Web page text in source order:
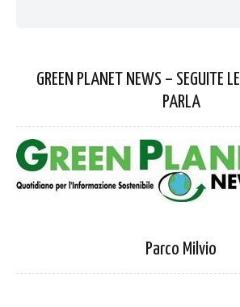
GREEN PLANET NEWS – SEGUITE
PARLA
Parco Milvio